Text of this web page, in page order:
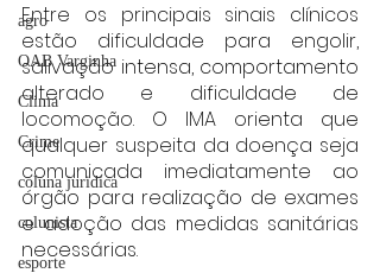
agro
OAB Varginha
Clima
Crime
coluna juridica
colunista
esporte
Entre os principais sinais clínicos
estão dificuldade para engolir,
salivação intensa, comportamento
alterado e dificuldade de
locomoção. O IMA orienta que
qualquer suspeita da doença seja
comunicada imediatamente ao
órgão para realização de exames
e adoção das medidas sanitárias
necessárias.